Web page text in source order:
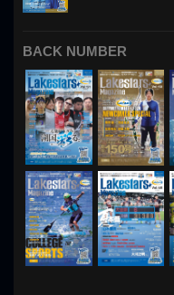
BACK NUMBER